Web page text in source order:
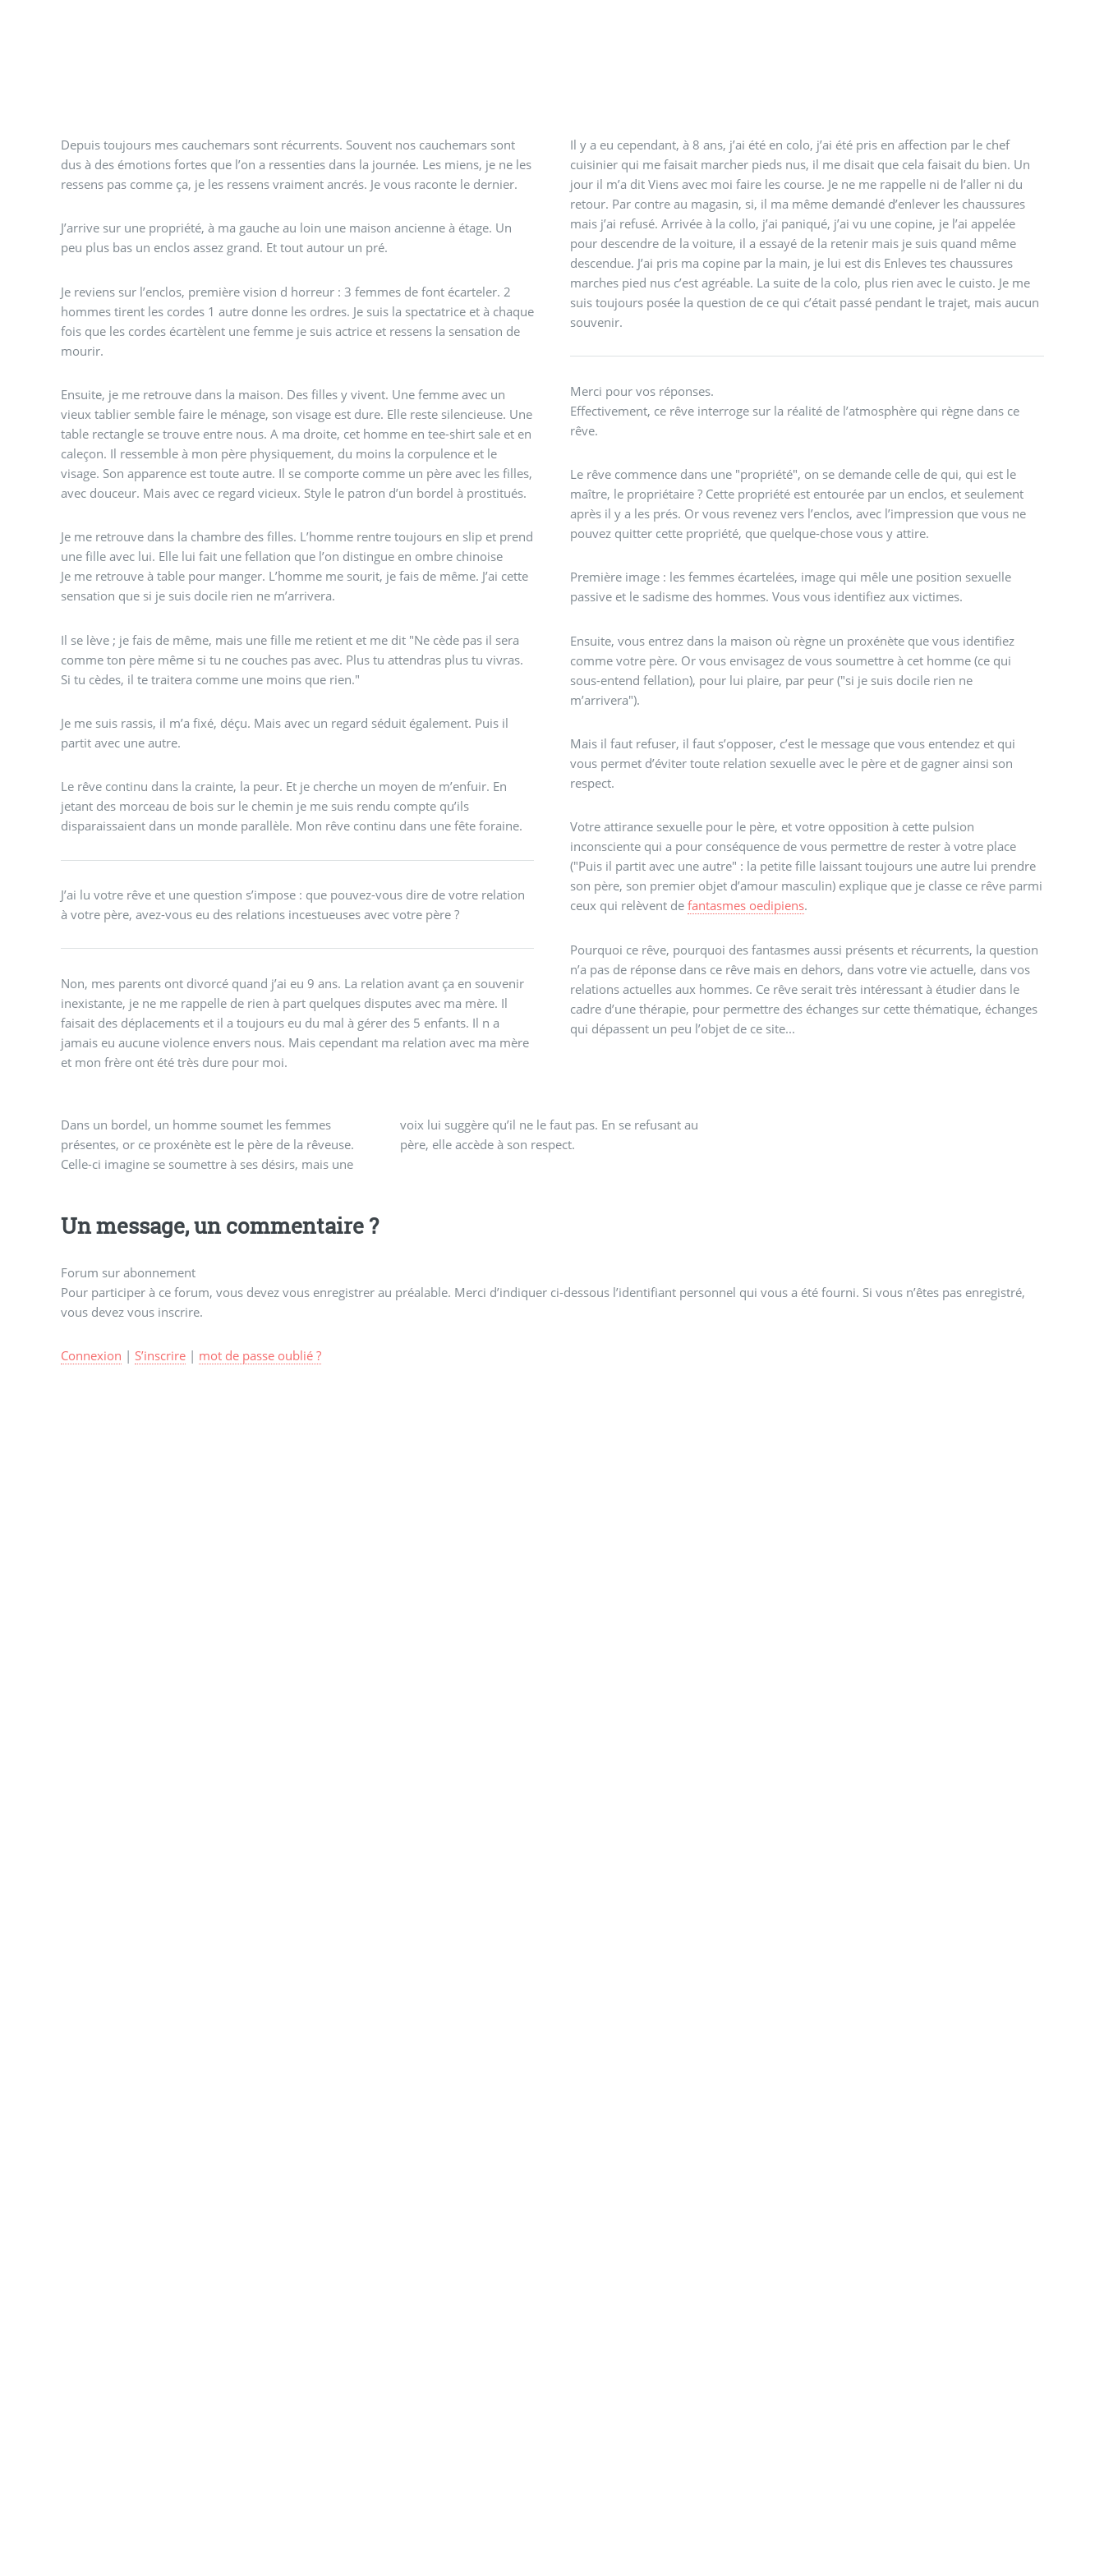
Depuis toujours mes cauchemars sont récurrents. Souvent nos cauchemars sont
dus à des émotions fortes que l’on a ressenties dans la journée. Les miens, je ne les
ressens pas comme ça, je les ressens vraiment ancrés. Je vous raconte le dernier.
J’arrive sur une propriété, à ma gauche au loin une maison ancienne à étage. Un
peu plus bas un enclos assez grand. Et tout autour un pré.
Je reviens sur l’enclos, première vision d horreur : 3 femmes de font écarteler. 2
hommes tirent les cordes 1 autre donne les ordres. Je suis la spectatrice et à chaque
fois que les cordes écartèlent une femme je suis actrice et ressens la sensation de
mourir.
Ensuite, je me retrouve dans la maison. Des filles y vivent. Une femme avec un
vieux tablier semble faire le ménage, son visage est dure. Elle reste silencieuse. Une
table rectangle se trouve entre nous. A ma droite, cet homme en tee-shirt sale et en
caleçon. Il ressemble à mon père physiquement, du moins la corpulence et le
visage. Son apparence est toute autre. Il se comporte comme un père avec les filles,
avec douceur. Mais avec ce regard vicieux. Style le patron d’un bordel à prostitués.
Je me retrouve dans la chambre des filles. L’homme rentre toujours en slip et prend
une fille avec lui. Elle lui fait une fellation que l’on distingue en ombre chinoise
Je me retrouve à table pour manger. L’homme me sourit, je fais de même. J’ai cette
sensation que si je suis docile rien ne m’arrivera.
Il se lève ; je fais de même, mais une fille me retient et me dit "Ne cède pas il sera
comme ton père même si tu ne couches pas avec. Plus tu attendras plus tu vivras.
Si tu cèdes, il te traitera comme une moins que rien."
Je me suis rassis, il m’a fixé, déçu. Mais avec un regard séduit également. Puis il
partit avec une autre.
Le rêve continu dans la crainte, la peur. Et je cherche un moyen de m’enfuir. En
jetant des morceau de bois sur le chemin je me suis rendu compte qu’ils
disparaissaient dans un monde parallèle. Mon rêve continu dans une fête foraine.
J’ai lu votre rêve et une question s’impose : que pouvez-vous dire de votre relation
à votre père, avez-vous eu des relations incestueuses avec votre père ?
Non, mes parents ont divorcé quand j’ai eu 9 ans. La relation avant ça en souvenir
inexistante, je ne me rappelle de rien à part quelques disputes avec ma mère. Il
faisait des déplacements et il a toujours eu du mal à gérer des 5 enfants. Il n a
jamais eu aucune violence envers nous. Mais cependant ma relation avec ma mère
et mon frère ont été très dure pour moi.
Il y a eu cependant, à 8 ans, j’ai été en colo, j’ai été pris en affection par le chef
cuisinier qui me faisait marcher pieds nus, il me disait que cela faisait du bien. Un
jour il m’a dit Viens avec moi faire les course. Je ne me rappelle ni de l’aller ni du
retour. Par contre au magasin, si, il ma même demandé d’enlever les chaussures
mais j’ai refusé. Arrivée à la collo, j’ai paniqué, j’ai vu une copine, je l’ai appelée
pour descendre de la voiture, il a essayé de la retenir mais je suis quand même
descendue. J’ai pris ma copine par la main, je lui est dis Enleves tes chaussures
marches pied nus c’est agréable. La suite de la colo, plus rien avec le cuisto. Je me
suis toujours posée la question de ce qui c’était passé pendant le trajet, mais aucun
souvenir.
Merci pour vos réponses.
Effectivement, ce rêve interroge sur la réalité de l’atmosphère qui règne dans ce
rêve.
Le rêve commence dans une "propriété", on se demande celle de qui, qui est le
maître, le propriétaire ? Cette propriété est entourée par un enclos, et seulement
après il y a les prés. Or vous revenez vers l’enclos, avec l’impression que vous ne
pouvez quitter cette propriété, que quelque-chose vous y attire.
Première image : les femmes écartelées, image qui mêle une position sexuelle
passive et le sadisme des hommes. Vous vous identifiez aux victimes.
Ensuite, vous entrez dans la maison où règne un proxénète que vous identifiez
comme votre père. Or vous envisagez de vous soumettre à cet homme (ce qui
sous-entend fellation), pour lui plaire, par peur ("si je suis docile rien ne
m’arrivera").
Mais il faut refuser, il faut s’opposer, c’est le message que vous entendez et qui
vous permet d’éviter toute relation sexuelle avec le père et de gagner ainsi son
respect.
Votre attirance sexuelle pour le père, et votre opposition à cette pulsion
inconsciente qui a pour conséquence de vous permettre de rester à votre place
("Puis il partit avec une autre" : la petite fille laissant toujours une autre lui prendre
son père, son premier objet d’amour masculin) explique que je classe ce rêve parmi
ceux qui relèvent defantasmes oedipiens.
Pourquoi ce rêve, pourquoi des fantasmes aussi présents et récurrents, la question
n’a pas de réponse dans ce rêve mais en dehors, dans votre vie actuelle, dans vos
relations actuelles aux hommes. Ce rêve serait très intéressant à étudier dans le
cadre d’une thérapie, pour permettre des échanges sur cette thématique, échanges
qui dépassent un peu l’objet de ce site...
Dans un bordel, un homme soumet les femmes
présentes, or ce proxénète est le père de la rêveuse.
Celle-ci imagine se soumettre à ses désirs, mais une
voix lui suggère qu’il ne le faut pas. En se refusant au
père, elle accède à son respect.
Un message, un commentaire ?
Forum sur abonnement
Pour participer à ce forum, vous devez vous enregistrer au préalable. Merci d’indiquer ci-dessous l’identifiant personnel qui vous a été fourni. Si vous n’êtes pas enregistré,
vous devez vous inscrire.
Connexion | S’inscrire| mot de passe oublié ?